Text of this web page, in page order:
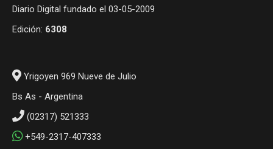
Diario Digital fundado el 03-05-2009
Edición: 6308
Yrigoyen 969 Nueve de Julio
Bs As - Argentina
(02317) 521333
+549-2317-407333